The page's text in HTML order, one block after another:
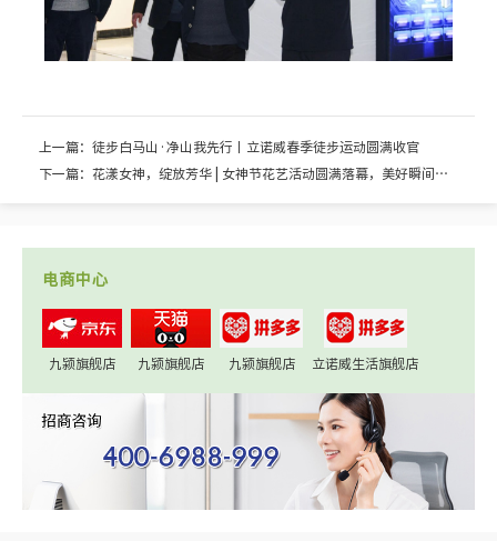
上一篇：徒步白马山·净山我先行丨立诺威春季徒步运动圆满收官
下一篇：花漾女神，绽放芳华 | 女神节花艺活动圆满落幕，美好瞬间回
电商中心
九颍旗舰店 九颍旗舰店 九颍旗舰店 立诺威生活旗舰店